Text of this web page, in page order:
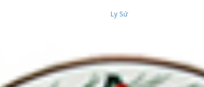
Ly Sứ